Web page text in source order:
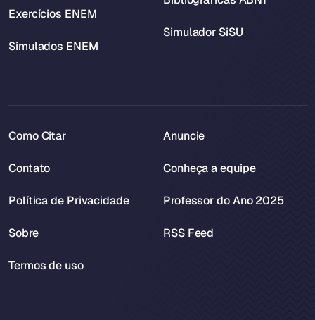
Exercícios ENEM
Simulados ENEM
Simulador SiSU
Como Citar
Contato
Política de Privacidade
Sobre
Termos de uso
Anuncie
Conheça a equipe
Professor do Ano 2025
RSS Feed